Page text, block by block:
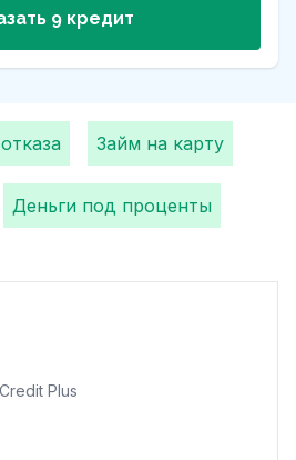
9 кредит
Займ на карту
Деньги под проценты
Plus